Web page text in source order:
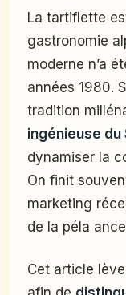
La tartiflette
gastronomie
moderne n’a
années 1980.
tradition
ingénieuse du
dynamiser la
On finit
marketing
de la péla
Cet article